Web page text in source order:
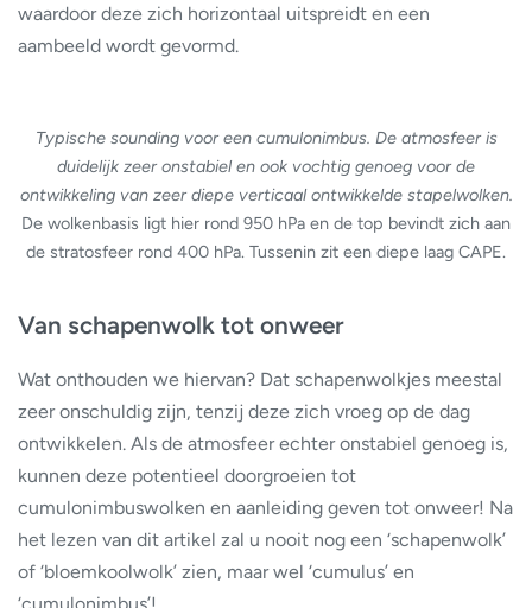
waardoor deze zich horizontaal uitspreidt en een
aambeeld wordt gevormd.
Typische sounding voor een cumulonimbus. De atmosfeer is
duidelijk zeer onstabiel en ook vochtig genoeg voor de
ontwikkeling van zeer diepe verticaal ontwikkelde stapelwolken.
De wolkenbasis ligt hier rond 950 hPa en de top bevindt zich aan
de stratosfeer rond 400 hPa. Tussenin zit een diepe laag CAPE.
Van schapenwolk tot onweer
Wat onthouden we hiervan? Dat schapenwolkjes meestal
zeer onschuldig zijn, tenzij deze zich vroeg op de dag
ontwikkelen. Als de atmosfeer echter onstabiel genoeg is,
kunnen deze potentieel doorgroeien tot
cumulonimbuswolken en aanleiding geven tot onweer! Na
het lezen van dit artikel zal u nooit nog een ‘schapenwolk’
of ‘bloemkoolwolk’ zien, maar wel ‘cumulus’ en